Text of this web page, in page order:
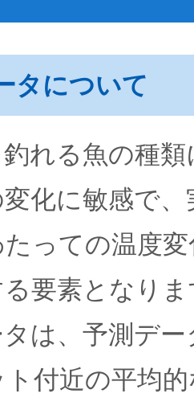
タについて
れる魚の種
化に敏感で
たっての温度
要素となり
は、予測デ
ト付近の平均